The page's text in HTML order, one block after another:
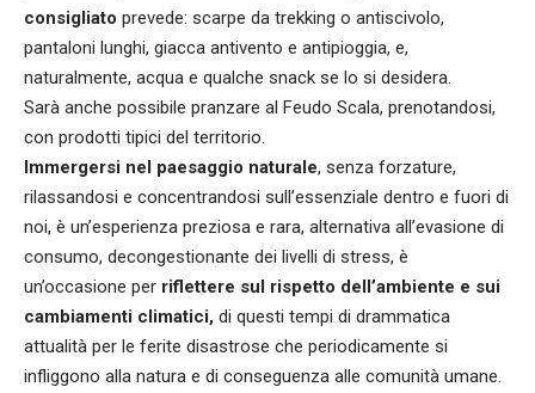
consigliato prevede: scarpe da trekking o antiscivolo,
pantaloni lunghi, giacca antivento e antipioggia, e,
naturalmente, acqua e qualche snack se lo si desidera.
Sarà anche possibile pranzare al Feudo Scala, prenotandosi,
con prodotti tipici del territorio.
Immergersi nel paesaggio naturale, senza forzature,
rilassandosi e concentrandosi sull’essenziale dentro e fuori di
noi, è un’esperienza preziosa e rara, alternativa all’evasione di
consumo, decongestionante dei livelli di stress, è
un’occasione per riflettere sul rispetto dell’ambiente e sui
cambiamenti climatici, di questi tempi di drammatica
attualità per le ferite disastrose che periodicamente si
infliggono alla natura e di conseguenza alle comunità umane.